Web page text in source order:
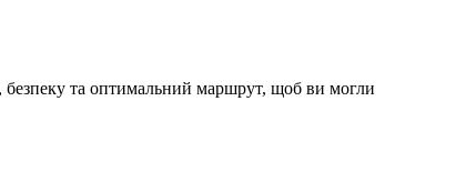
безпеку та оптимальний маршрут, щоб ви могли